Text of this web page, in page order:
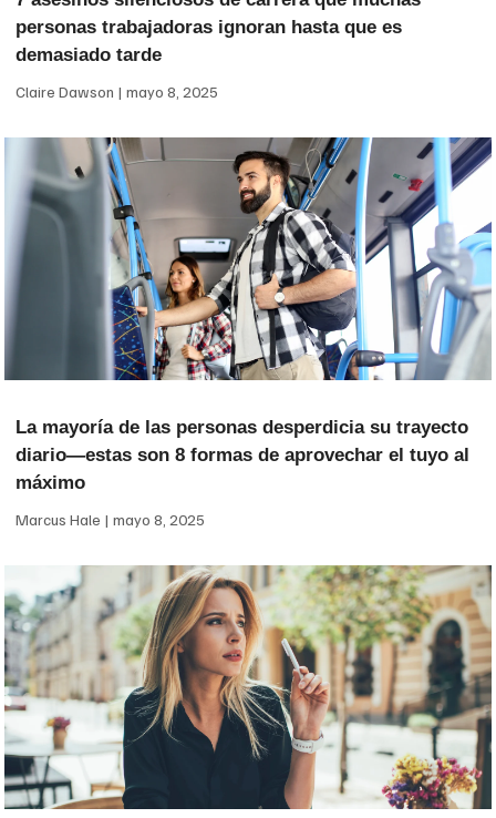
personas trabajadoras ignoran hasta que es
demasiado tarde
Claire Dawson mayo 8, 2025
La mayoría de las personas desperdicia su trayecto
diario—estas son 8 formas de aprovechar el tuyo al
máximo
Marcus Hale mayo 8, 2025